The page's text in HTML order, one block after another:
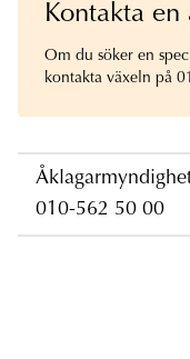
Kontakta en
Om du söker en
kontakta växeln på
010-562 50 00